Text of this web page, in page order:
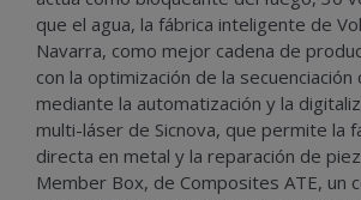
que el agua, la fábrica inteligente de
Navarra, como mejor cadena de
con la optimización de la secuenciación
mediante la automatización y la
multi-láser de Sicnova, que permite la
directa en metal y la reparación de
Member Box, de Composites ATE, un